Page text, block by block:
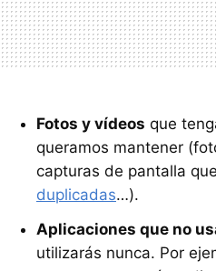
Fotos y vídeos que
queramos mantener
capturas de pantalla
duplicadas…).
Aplicaciones que no
utilizarás nunca. Por